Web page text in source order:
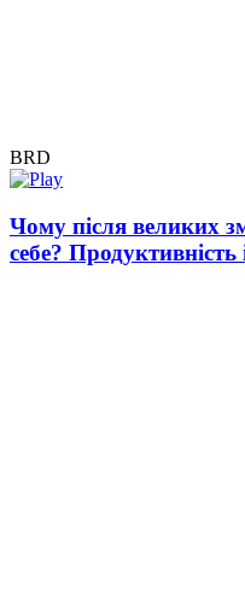
BRD
Чому після великих
себе?